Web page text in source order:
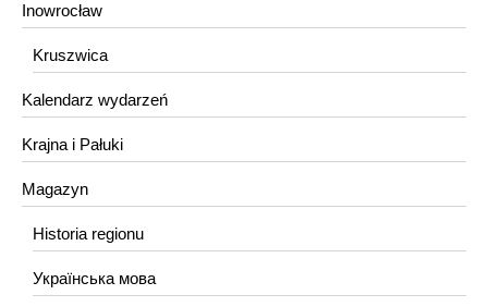
Inowrocław
Kruszwica
Kalendarz wydarzeń
Krajna i Pałuki
Magazyn
Historia regionu
Українська мова